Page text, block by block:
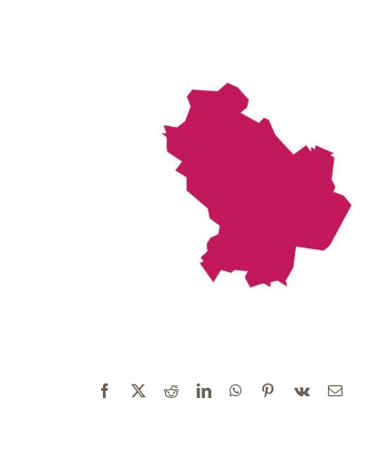
Facebook
X RedditLinkedInWhatsApp
Pinterest
Vk
E-